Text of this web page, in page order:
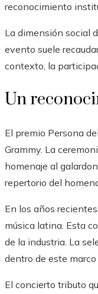
reconocimiento
La dimensión social
evento suele
contexto, la
Un
El premio Persona
Grammy. La
homenaje al
repertorio del
En los años
música latina. Esta
de la industria. La
dentro de este
El concierto tributo